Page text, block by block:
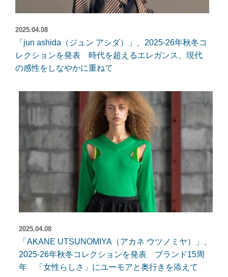
2025.04.08
「jun ashida（ジュン アシダ）」、2025-26年秋冬コ
レクションを発表 時代を超えるエレガンス、現代
の感性をしなやかに重ねて
2025.04.08
「AKANE UTSUNOMIYA（アカネ ウツノミヤ）」、
2025-26年秋冬コレクションを発表 ブランド15周
年 「女性らしさ」にユーモアと奥行きを添えて